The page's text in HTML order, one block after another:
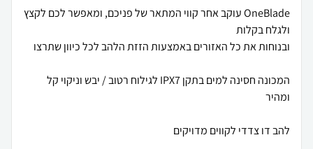
OneBlade עוקב אחר קווי המתאר של פניכם, ומאפשר לכם לקצץ
המכונה חסינה למים בתקן IPX7 לגילוח רטוב / יבש וניקוי קל